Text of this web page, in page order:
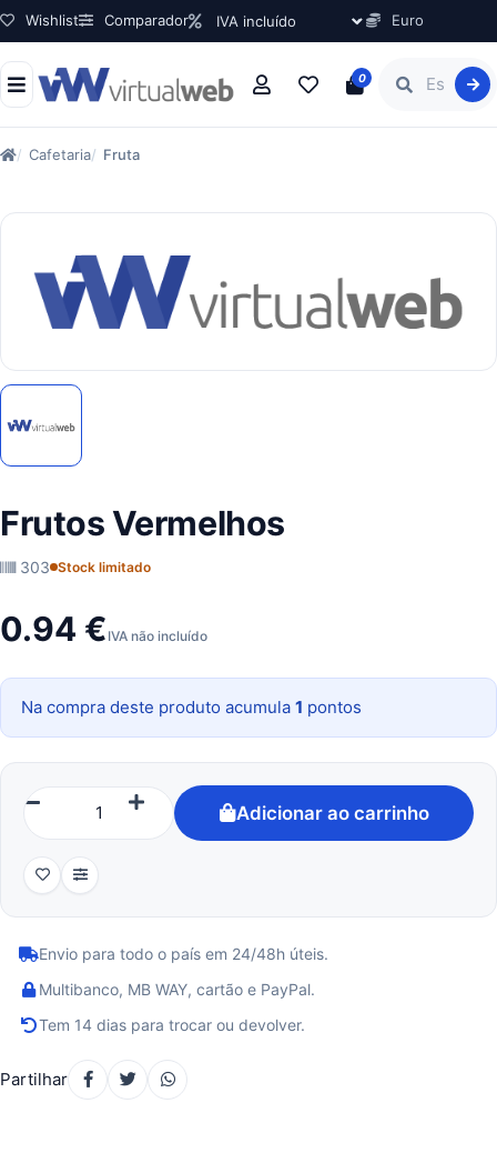
Wishlist Comparador Euro
0
Cafetaria Fruta
Frutos Vermelhos
303 Stock limitado
0.94 € IVA não incluído
Na compra deste produto acumula 1 pontos
Adicionar ao carrinho
Envio para todo o país em 24/48h úteis.
Multibanco, MB WAY, cartão e PayPal.
Tem 14 dias para trocar ou devolver.
Partilhar